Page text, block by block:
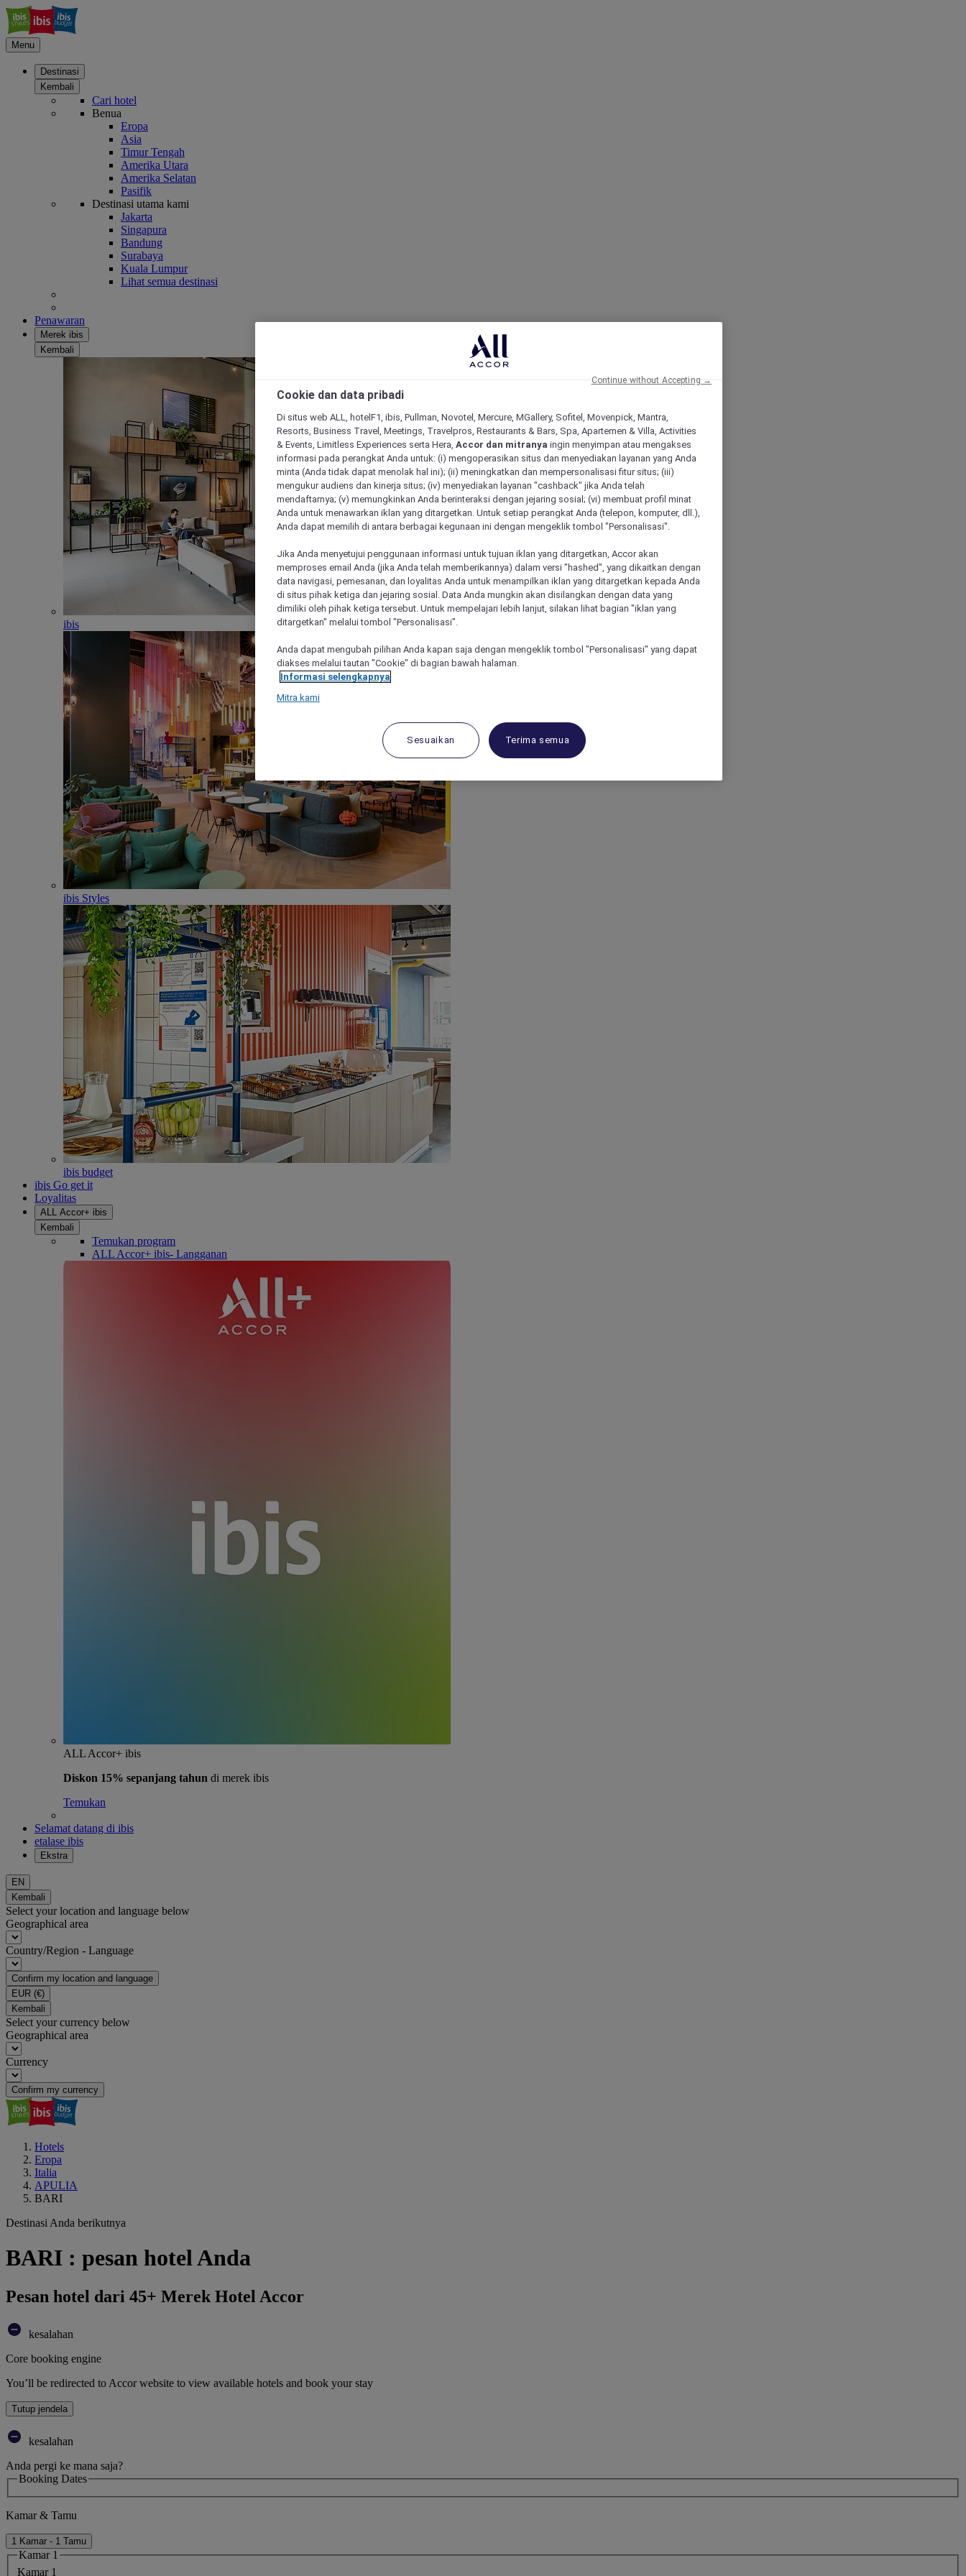
Menu
Destinasi
Kembali
Cari hotel
Benua
Eropa
Asia
Timur Tengah
Amerika Utara
Amerika Selatan
Pasifik
Destinasi utama kami
Jakarta
Singapura
Bandung
Surabaya
Kuala Lumpur
Lihat semua destinasi
Penawaran
Merek ibis
Kembali
ibis
ibis Styles
ibis budget
ibis Go get it
Loyalitas
ALL Accor+ ibis
Kembali
Temukan program
ALL Accor+ ibis- Langganan
ALL Accor+ ibis
Diskon 15% sepanjang tahun di merek ibis
Temukan
Selamat datang di ibis
etalase ibis
Ekstra
EN
Kembali
Select your location and language below
Geographical area
Country/Region - Language
Confirm my location and language
EUR (€)
Kembali
Select your currency below
Geographical area
Currency
Confirm my currency
Hotels
Eropa
Italia
APULIA
BARI
Destinasi Anda berikutnya
BARI : pesan hotel Anda
Pesan hotel dari 45+ Merek Hotel Accor
kesalahan
Core booking engine
You’ll be redirected to Accor website to view available hotels and book your stay
Tutup jendela
kesalahan
Anda pergi ke mana saja?
Booking Dates
Kamar & Tamu
1 Kamar - 1 Tamu
Kamar 1
Kamar 1
Cookie dan data pribadi
Di situs web ALL, hotelF1, ibis, Pullman, Novotel, Mercure, MGallery, Sofitel, Movenpick, Mantra,
Resorts, Business Travel, Meetings, Travelpros, Restaurants & Bars, Spa, Apartemen & Villa, Activities
& Events, Limitless Experiences serta Hera, Accor dan mitranya ingin menyimpan atau mengakses
informasi pada perangkat Anda untuk: (i) mengoperasikan situs dan menyediakan layanan yang Anda
minta (Anda tidak dapat menolak hal ini); (ii) meningkatkan dan mempersonalisasi fitur situs; (iii)
mengukur audiens dan kinerja situs; (iv) menyediakan layanan "cashback" jika Anda telah
mendaftarnya; (v) memungkinkan Anda berinteraksi dengan jejaring sosial; (vi) membuat profil minat
Anda untuk menawarkan iklan yang ditargetkan. Untuk setiap perangkat Anda (telepon, komputer, dll.),
Anda dapat memilih di antara berbagai kegunaan ini dengan mengeklik tombol "Personalisasi".
Jika Anda menyetujui penggunaan informasi untuk tujuan iklan yang ditargetkan, Accor akan
memproses email Anda (jika Anda telah memberikannya) dalam versi "hashed", yang dikaitkan dengan
data navigasi, pemesanan, dan loyalitas Anda untuk menampilkan iklan yang ditargetkan kepada Anda
di situs pihak ketiga dan jejaring sosial. Data Anda mungkin akan disilangkan dengan data yang
dimiliki oleh pihak ketiga tersebut. Untuk mempelajari lebih lanjut, silakan lihat bagian "iklan yang
ditargetkan" melalui tombol "Personalisasi".
Anda dapat mengubah pilihan Anda kapan saja dengan mengeklik tombol "Personalisasi" yang dapat
diakses melalui tautan "Cookie" di bagian bawah halaman.
Informasi selengkapnya
Mitra kami
Sesuaikan Terima semua
Continue without Accepting →